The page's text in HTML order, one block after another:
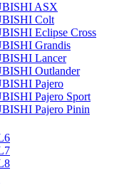
ASX
Colt
Eclipse Cross
Grandis
Lancer
Outlander
Pajero
Pajero Sport
Pajero Pinin